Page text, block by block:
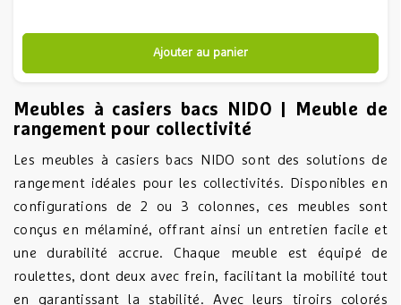
Ajouter au panier
Meubles à casiers bacs NIDO | Meuble de
rangement pour collectivité
Les meubles à casiers bacs NIDO sont des solutions de
rangement idéales pour les collectivités. Disponibles en
configurations de 2 ou 3 colonnes, ces meubles sont
conçus en mélaminé, offrant ainsi un entretien facile et
une durabilité accrue. Chaque meuble est équipé de
roulettes, dont deux avec frein, facilitant la mobilité tout
en garantissant la stabilité. Avec leurs tiroirs colorés